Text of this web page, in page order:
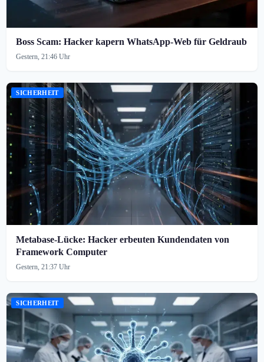
Boss Scam: Hacker kapern WhatsApp-Web für Geldraub
Gestern, 21:46 Uhr
SICHERHEIT
Metabase-Lücke: Hacker erbeuten Kundendaten von
Framework Computer
Gestern, 21:37 Uhr
SICHERHEIT